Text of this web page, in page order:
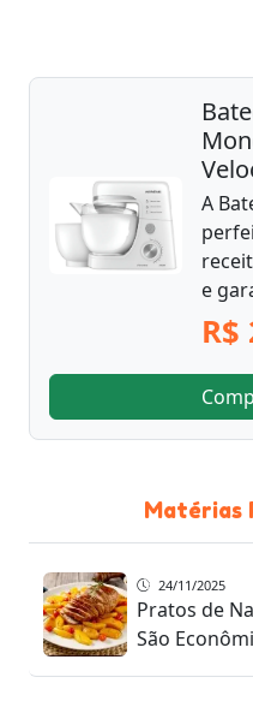
A
e
R$
Matérias
24/11/2025
Pratos de
São